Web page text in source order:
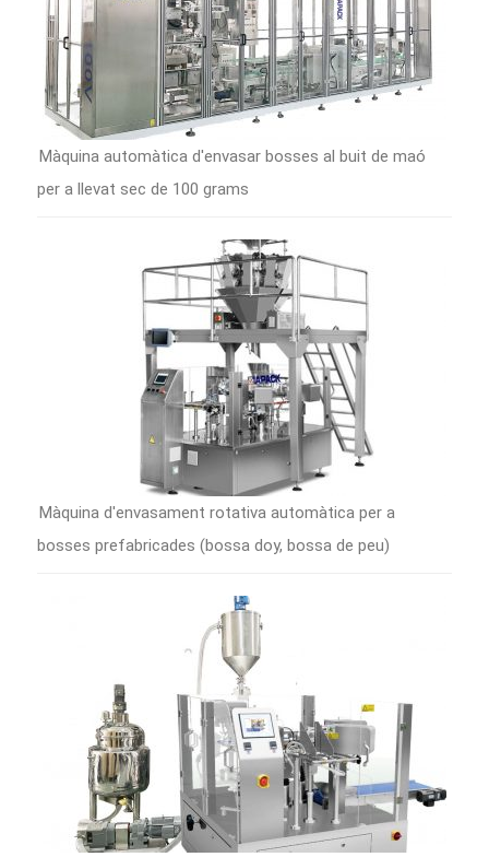
Màquina automàtica d'envasar bosses al buit de maó
per a llevat sec de 100 grams
Màquina d'envasament rotativa automàtica per a
bosses prefabricades (bossa doy, bossa de peu)